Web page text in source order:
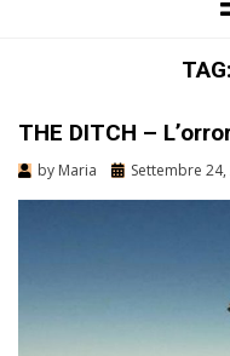
TAG:
THE DITCH –
by Maria Settembre